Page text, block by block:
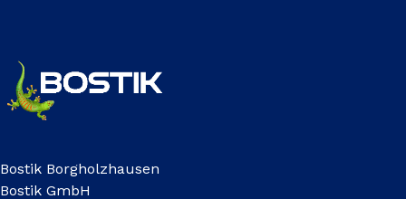
Bostik Borgholzhausen
Bostik GmbH